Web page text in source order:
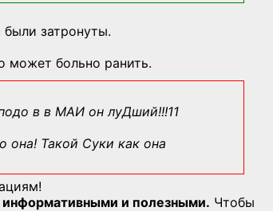
затронуты.
больно ранить.
в в МАИ он луДший!!!11
она! Такой Суки как она
информативными и полезными. Чтобы